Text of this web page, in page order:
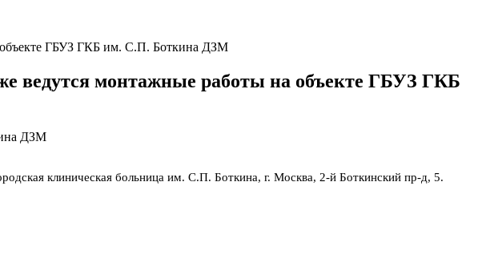
объекте ГБУЗ ГКБ им. С.П. Боткина ДЗМ
ведутся монтажные работы на объекте ГБУЗ ГКБ
клиническая больница им. С.П. Боткина, г. Москва, 2-й Боткинский пр-д, 5.